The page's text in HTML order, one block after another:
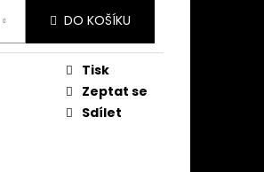
DO KOŠÍKU
Tisk
Zeptat se
Sdílet